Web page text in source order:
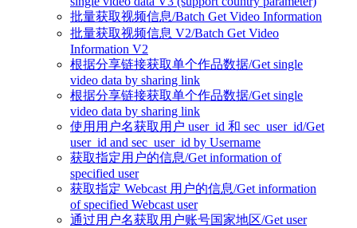
批量获取视频信息/Batch Get Video Information
批量获取视频信息 V2/Batch Get Video
Information V2
根据分享链接获取单个作品数据/Get single
video data by sharing link
根据分享链接获取单个作品数据/Get single
video data by sharing link
使用用户名获取用户 user_id 和 sec_user_id/Get
user_id and sec_user_id by Username
获取指定用户的信息/Get information of
specified user
获取指定 Webcast 用户的信息/Get information
of specified Webcast user
通过用户名获取用户账号国家地区/Get user